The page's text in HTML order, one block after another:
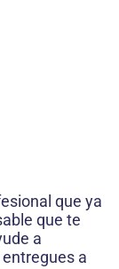
que ya
que te
a
a